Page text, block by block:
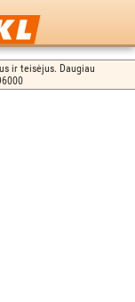
ir teisėjus. Daugiau